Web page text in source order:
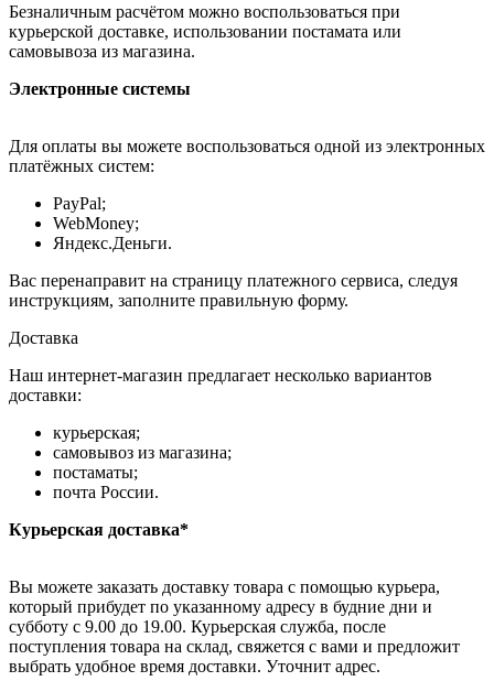
Безналичным расчётом можно воспользоваться при
курьерской доставке, использовании постамата или
самовывоза из магазина.
Электронные системы
Для оплаты вы можете воспользоваться одной из электронных
платёжных систем:
PayPal;
WebMoney;
Яндекс.Деньги.
Вас перенаправит на страницу платежного сервиса, следуя
инструкциям, заполните правильную форму.
Доставка
Наш интернет-магазин предлагает несколько вариантов
доставки:
курьерская;
самовывоз из магазина;
постаматы;
почта России.
Курьерская доставка*
Вы можете заказать доставку товара с помощью курьера,
который прибудет по указанному адресу в будние дни и
субботу с 9.00 до 19.00. Курьерская служба, после
поступления товара на склад, свяжется с вами и предложит
выбрать удобное время доставки. Уточнит адрес.